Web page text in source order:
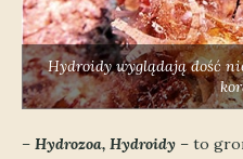
Hydroidy wyglądają dość
– Hydrozoa, Hydroidy – to